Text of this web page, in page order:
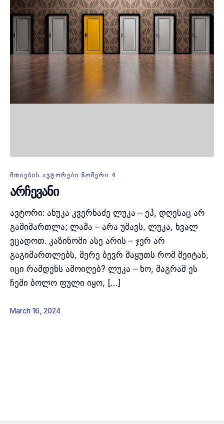
ᲛᲗᲘᲔᲑᲘᲡ ᲐᲕᲢᲝᲠᲔᲑᲘ ᲜᲝᲛᲔᲠᲘ 4
არჩევანი
ავტორი: ანუკა კვერნაძე ლუკა – ეჰ, დღესაც არ
გამიმართლა; ლაშა – არა უშავს, ლუკა, ხვალ
ვცადოთ. კაზინოში ასე არის – ჯერ არ
გაგიმართლებს, მერე ბევრ მაყუთს რომ შეიტან,
იცი რამდენს ამოიღებ? ლუკა – ხო, მაგრამ ეს
ჩემი ბოლო ფული იყო, […]
March 16, 2024